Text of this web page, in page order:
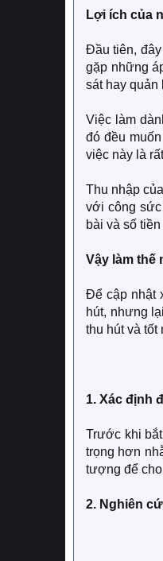
Lợi ích của
Đầu tiên,
gặp những
sát hay quản
Việc làm
đó đều
việc này là
Thu nhập
với công sức
bài và số
Vậy làm thế
Để cập nhật
hút, nhưng
thu hút và tốt
1. Xác định
Trước khi
trọng hơn
tượng để
2. Nghiên